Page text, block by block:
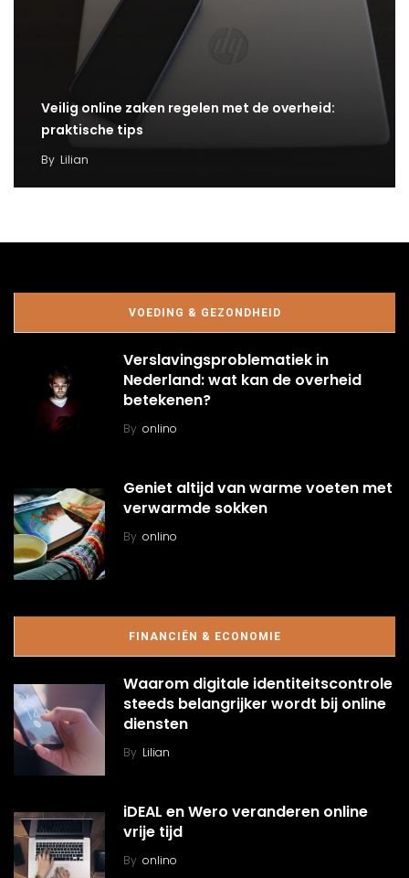
Veilig online zaken regelen met de overheid:
praktische tips
By Lilian
VOEDING & GEZONDHEID
Verslavingsproblematiek in
Nederland: wat kan de overheid
betekenen?
By onlino
Geniet altijd van warme voeten met
verwarmde sokken
By onlino
FINANCIËN & ECONOMIE
Waarom digitale identiteitscontrole
steeds belangrijker wordt bij online
diensten
By Lilian
iDEAL en Wero veranderen online
vrije tijd
By onlino